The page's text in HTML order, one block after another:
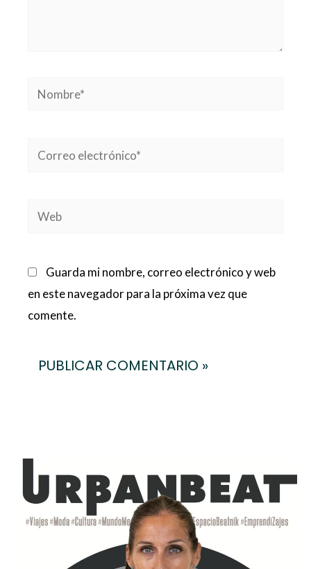
Nombre*
Correo
Web
Guarda mi nombre, correo electrónico y web
en este navegador para la próxima vez que
comente.